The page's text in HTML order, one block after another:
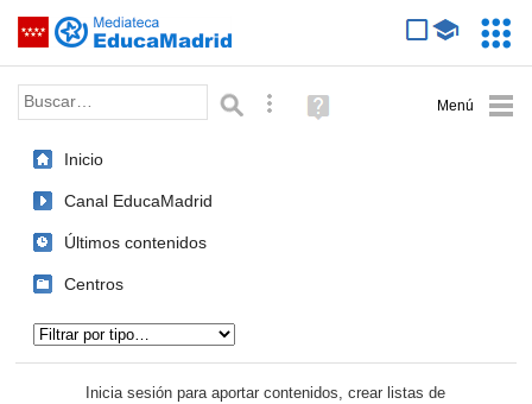
Saltar navegación
Palabra o frase: Búsqueda avanzada
Ayuda
(en
Inicio
Canal EducaMadrid
Últimos contenidos
Centros
Inicia sesión para aportar contenidos, crear listas de